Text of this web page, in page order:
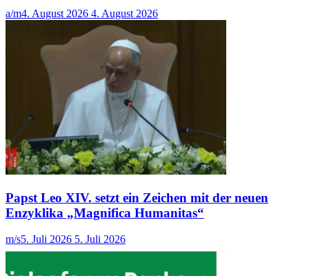
a/m4. August 2026 4. August 2026
Papst Leo XIV. setzt ein Zeichen mit der neuen
Enzyklika „Magnifica Humanitas“
m/s5. Juli 2026 5. Juli 2026